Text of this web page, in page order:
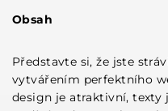
Obsah
Jak je zaujmout a
První dojem je
Rychlost načítání je
Navigace musí být
Představte si, že jste
vytvářením perfektního
design je atraktivní, texty